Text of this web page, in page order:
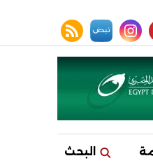
instagram
نبض rss feed
البحث